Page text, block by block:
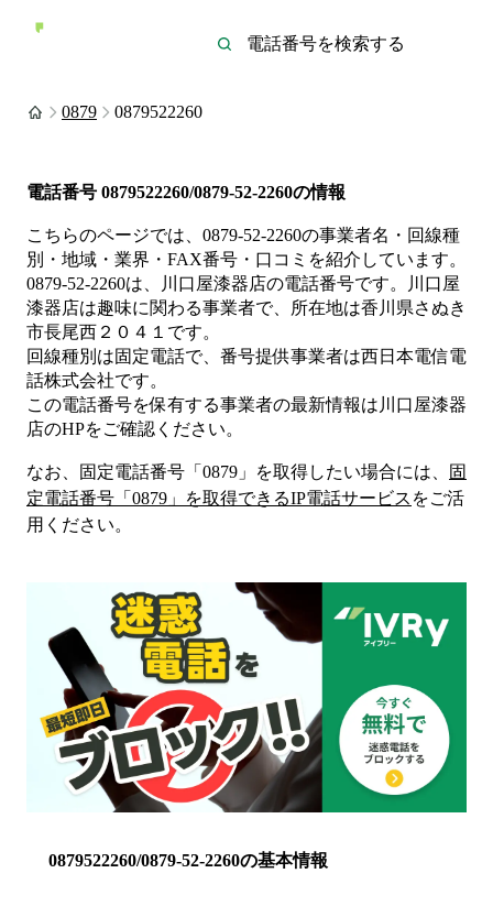
0879 0879522260
電話番号 0879522260/0879-52-2260の情報
こちらのページでは、 0879-52-2260の事業者名・回線種
別・地域・業界・FAX番号・口コミを紹介しています。
0879-52-2260は、 川口屋漆器店の電話番号です。
川口屋
漆器店は趣味に関わる事業者で、所在地は香川県さぬき
市長尾西２０４１ です。
回線種別は固定電話で、番号提供事業者は西日本電信電
話株式会社です。
この電話番号を保有する事業者の最新情報は 川口屋漆器
店のHPをご確認ください。
なお、固定電話番号「 0879 」を取得したい場合には、
固
定電話番号「 0879 」を取得できるIP電話サービス をご活
用ください。
0879522260/0879-52-2260の基本情報